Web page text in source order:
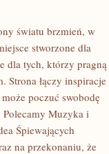
światu brzmień, w
stworzone dla
dla tych, którzy pragną
Strona łączy inspiracje
poczuć swobodę
Polecamy Muzyka i
Śpiewających
na przekonaniu, że